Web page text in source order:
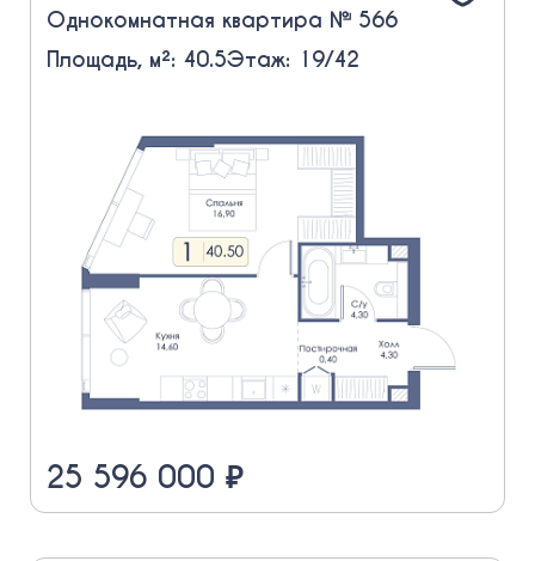
Однокомнатная квартира № 566
Площадь, м²: 40.5Этаж: 19/42
25 596 000 ₽